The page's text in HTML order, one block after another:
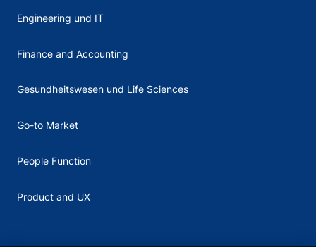
Engineering und IT
Finance and Accounting
Gesundheitswesen und Life Sciences
Go-to Market
People Function
Product and UX